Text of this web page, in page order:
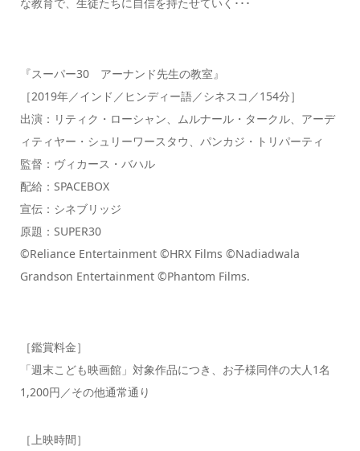
な教育で、生徒たちに自信を持たせていく･･･
『スーパー30 アーナンド先生の教室』
［2019年／インド／ヒンディー語／シネスコ／154分］
出演：リティク・ローシャン、ムルナール・タークル、アーデ
ィティヤー・シュリーワースタウ、パンカジ・トリパーティ
監督：ヴィカース・バハル
配給：SPACEBOX
宣伝：シネブリッジ
原題：SUPER30
©️Reliance Entertainment ©️HRX Films ©️Nadiadwala
Grandson Entertainment ©️Phantom Films.
［鑑賞料金］
「週末こども映画館」対象作品につき、お子様同伴の大人1名
1,200円／その他通常通り
［上映時間］